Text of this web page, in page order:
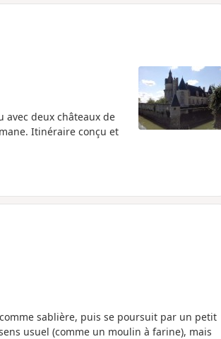
avec deux châteaux de
Itinéraire conçu et
sablière, puis se poursuit par un petit
usuel (comme un moulin à farine), mais